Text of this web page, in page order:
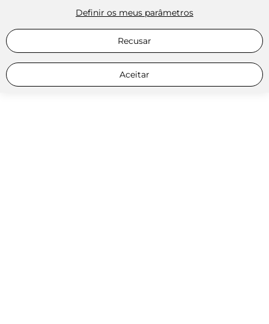
Definir os meus parâmetros
Recusar
Aceitar